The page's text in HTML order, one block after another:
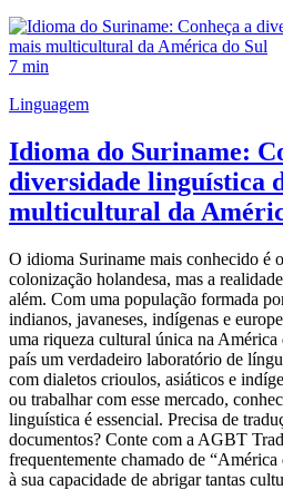
7 min
Linguagem
Idioma do Suriname:
diversidade linguística
multicultural da
O idioma Suriname mais conhecido é
colonização holandesa, mas a
além. Com uma população formada
indianos, javaneses, indígenas e
uma riqueza cultural única na
país um verdadeiro laboratório de
com dialetos crioulos, asiáticos e
ou trabalhar com esse mercado,
linguística é essencial. Precisa de
documentos? Conte com a AGBT
frequentemente chamado de
à sua capacidade de abrigar tantas